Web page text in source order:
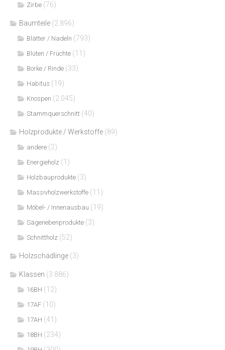
Zirbe (76)
Baumteile (2.896)
Blätter / Nadeln (793)
Blüten / Früchte (11)
Borke / Rinde (33)
Habitus (19)
Knospen (2.045)
Stammquerschnitt (40)
Holzprodukte / Werkstoffe (89)
andere (2)
Energieholz (1)
Holzbauprodukte (3)
Massivholzwerkstoffe (11)
Möbel- / Innenausbau (19)
Sägenebenprodukte (3)
Schnittholz (52)
Holzschädlinge (3)
Klassen (3.886)
16BH (12)
17AF (10)
17AH (41)
18BH (234)